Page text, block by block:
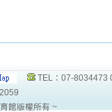
TEL：07-8034473
館版權所有 ~